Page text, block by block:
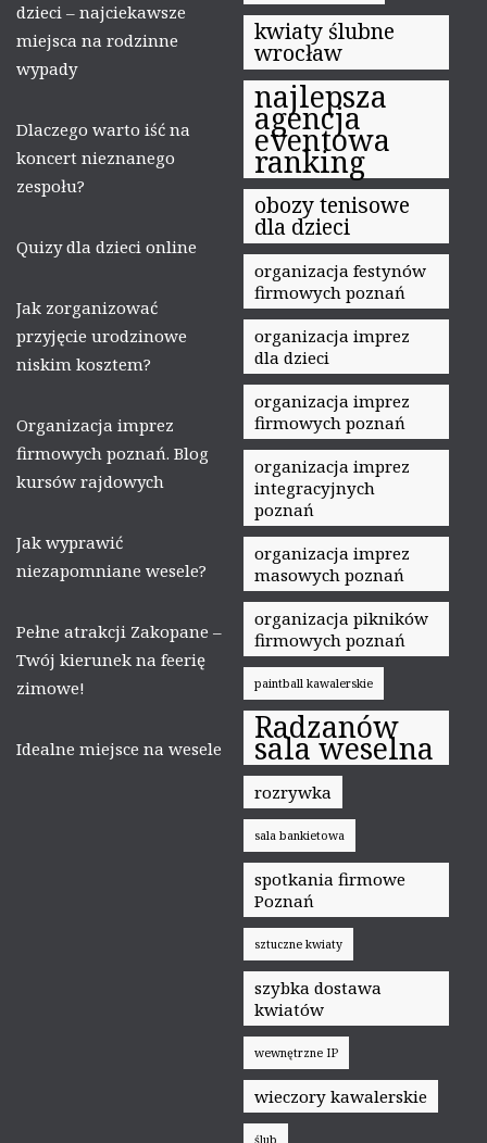
dzieci – najciekawsze
miejsca na rodzinne
wypady
Dlaczego warto iść na
koncert nieznanego
zespołu?
Quizy dla dzieci online
Jak zorganizować
przyjęcie urodzinowe
niskim kosztem?
Organizacja imprez
firmowych poznań. Blog
kursów rajdowych
Jak wyprawić
niezapomniane wesele?
Pełne atrakcji Zakopane –
Twój kierunek na feerię
zimowe!
Idealne miejsce na wesele
kwiaty ślubne
wrocław
najlepsza
agencja
eventowa
ranking
obozy tenisowe
dla dzieci
organizacja festynów
firmowych poznań
organizacja imprez
dla dzieci
organizacja imprez
firmowych poznań
organizacja imprez
integracyjnych
poznań
organizacja imprez
masowych poznań
organizacja pikników
firmowych poznań
paintball kawalerskie
Radzanów
sala weselna
rozrywka
sala bankietowa
spotkania firmowe
Poznań
sztuczne kwiaty
szybka dostawa
kwiatów
wewnętrzne IP
wieczory kawalerskie